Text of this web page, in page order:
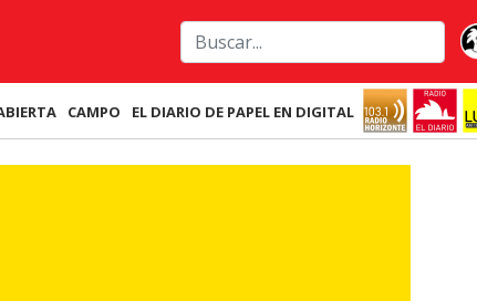
CAMPO EL DIARIO DE PAPEL EN DIGITAL